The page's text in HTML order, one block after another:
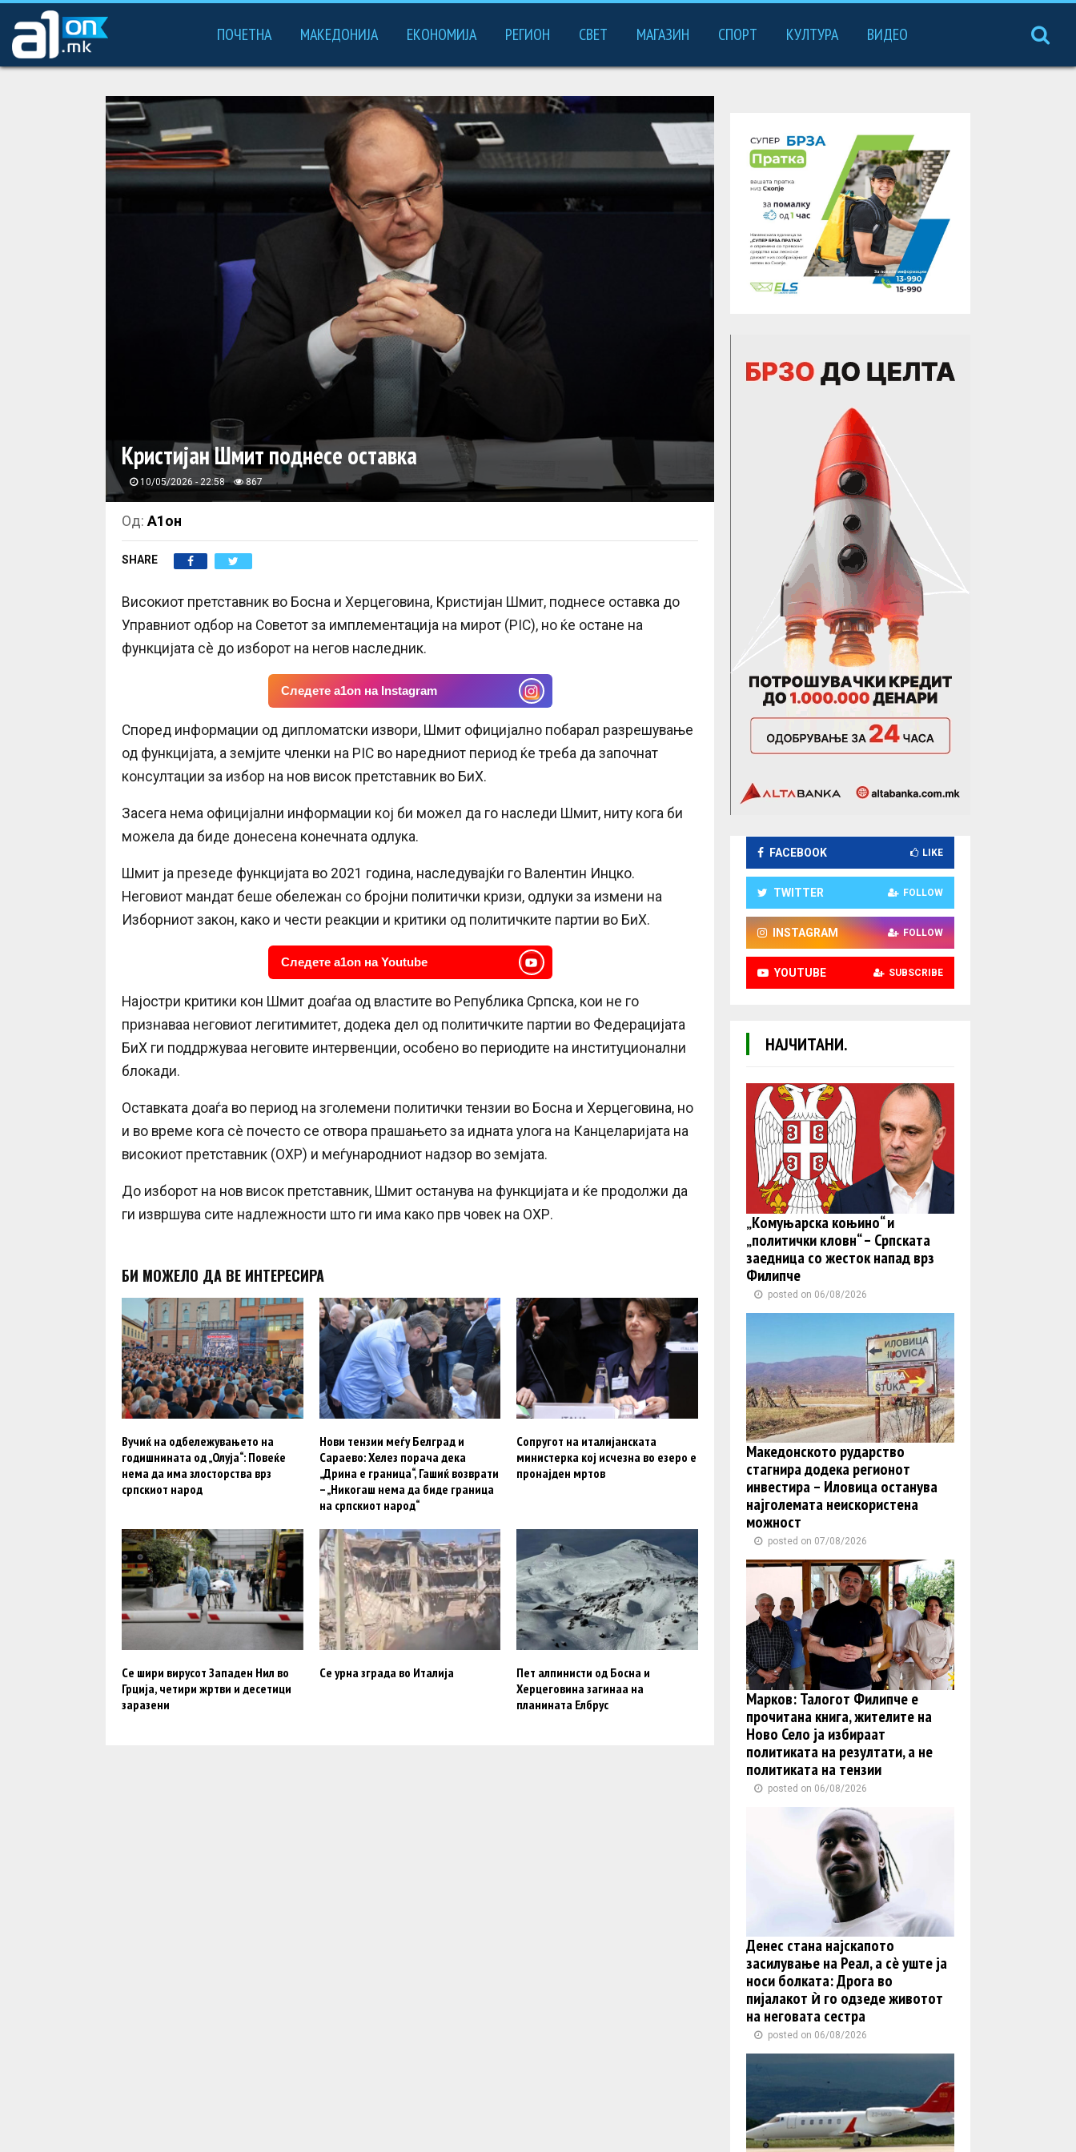
ПОЧЕТНА МАКЕДОНИЈА ЕКОНОМИЈА РЕГИОН СВЕТ МАГАЗИН СПОРТ КУЛТУРА ВИДЕО
Кристијан Шмит поднесе оставка
10/05/2026 - 22:58 867
Од: А1он
SHARE
Високиот претставник во Босна и Херцеговина, Кристијан Шмит, поднесе оставка до
Управниот одбор на Советот за имплементација на мирот (PIC), но ќе остане на
функцијата сè до изборот на негов наследник.
Следете a1on на Instagram
Според информации од дипломатски извори, Шмит официјално побарал разрешување
од функцијата, а земјите членки на PIC во наредниот период ќе треба да започнат
консултации за избор на нов висок претставник во БиХ.
Засега нема официјални информации кој би можел да го наследи Шмит, ниту кога би
можела да биде донесена конечната одлука.
Шмит ја презеде функцијата во 2021 година, наследувајќи го Валентин Инцко.
Неговиот мандат беше обележан со бројни политички кризи, одлуки за измени на
Изборниот закон, како и чести реакции и критики од политичките партии во БиХ.
Следете a1on на Youtube
Најостри критики кон Шмит доаѓаа од властите во Република Српска, кои не го
признаваа неговиот легитимитет, додека дел од политичките партии во Федерацијата
БиХ ги поддржуваа неговите интервенции, особено во периодите на институционални
блокади.
Оставката доаѓа во период на зголемени политички тензии во Босна и Херцеговина, но
и во време кога сè почесто се отвора прашањето за идната улога на Канцеларијата на
високиот претставник (ОХР) и меѓународниот надзор во земјата.
До изборот на нов висок претставник, Шмит останува на функцијата и ќе продолжи да
ги извршува сите надлежности што ги има како прв човек на ОХР.
БИ МОЖЕЛО ДА ВЕ ИНТЕРЕСИРА
Вучиќ на одбележувањето на
годишнината од „Олуја“: Повеќе
нема да има злосторства врз
српскиот народ
Нови тензии меѓу Белград и
Сараево: Хелез порача дека
„Дрина е граница“, Гашиќ возврати
– „Никогаш нема да биде граница
на српскиот народ“
Сопругот на италијанската
министерка кој исчезна во езеро е
пронајден мртов
Се шири вирусот Западен Нил во
Грција, четири жртви и десетици
заразени
Се урна зграда во Италија
Пет алпинисти од Босна и
Херцеговина загинаа на
планината Елбрус
FACEBOOK LIKE
TWITTER FOLLOW
INSTAGRAM FOLLOW
YOUTUBE SUBSCRIBE
НАЈЧИТАНИ.
„Комуњарска коњино“ и
„политички кловн“ – Српската
заедница со жесток напад врз
Филипче
posted on 06/08/2026
Македонското рударство
стагнира додека регионот
инвестира – Иловица останува
најголемата неискористена
можност
posted on 07/08/2026
Марков: Талогот Филипче е
прочитана книга, жителите на
Ново Село ја избираат
политиката на резултати, а не
политиката на тензии
posted on 06/08/2026
Денес стана најскапото
засилување на Реал, а сè уште ја
носи болката: Дрога во
пијалакот ѝ го одзеде животот
на неговата сестра
posted on 06/08/2026